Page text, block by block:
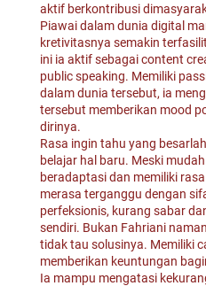
aktif berkontribusi
Piawai dalam dunia digital
kretivitasnya semakin
ini ia aktif sebagai content
public speaking. Memiliki
dalam dunia tersebut, ia
tersebut memberikan mood
dirinya.
Rasa ingin tahu yang
belajar hal baru. Meski mudah
beradaptasi dan memiliki
merasa terganggu dengan
perfeksionis, kurang sabar
sendiri. Bukan Fahriani
tidak tau solusinya. Memiliki
memberikan keuntungan
Ia mampu mengatasi